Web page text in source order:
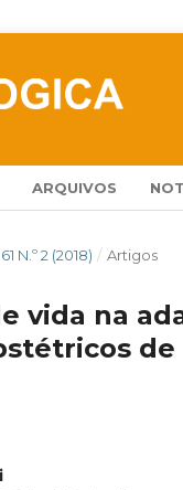
ARQUIVOS
N.º 2 (2018) / Artigos
vida na